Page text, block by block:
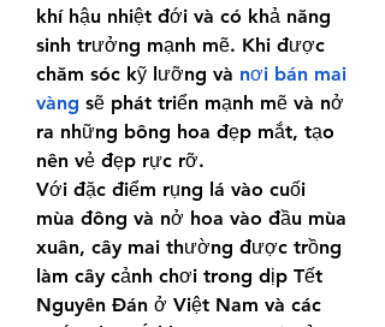
khí hậu nhiệt đới và có khả năng
sinh trưởng mạnh mẽ. Khi được
chăm sóc kỹ lưỡng và nơi bán mai
vàng sẽ phát triển mạnh mẽ và nở
ra những bông hoa đẹp mắt, tạo
nên vẻ đẹp rực rỡ.
Với đặc điểm rụng lá vào cuối
mùa đông và nở hoa vào đầu mùa
xuân, cây mai thường được trồng
làm cây cảnh chơi trong dịp Tết
Nguyên Đán ở Việt Nam và các